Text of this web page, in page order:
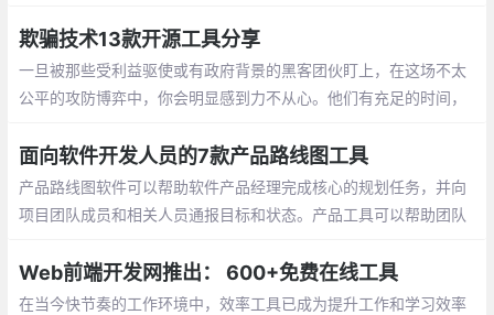
t、Dreamweaver、Brackets、Notepad++
欺骗技术13款开源工具分享
一旦被那些受利益驱使或有政府背景的黑客团伙盯上，在这场不太
公平的攻防博弈中，你会明显感到力不从心。他们有充足的时间，
就可以大获全胜
面向软件开发人员的7款产品路线图工具
产品路线图软件可以帮助软件产品经理完成核心的规划任务，并向
项目团队成员和相关人员通报目标和状态。产品工具可以帮助团队
整个产品生命周期中步调一致
Web前端开发网推出： 600+免费在线工具
在当今快节奏的工作环境中，效率工具已成为提升工作和学习效率